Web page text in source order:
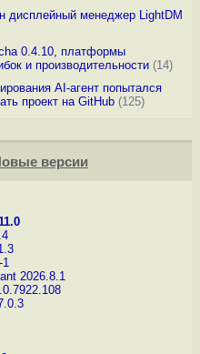
дисплейный менеджер LightDM
0.4.10, платформы
и производительности(14)
AI-агент попытался
проект на GitHub(125)
версии
1
2026.8.1